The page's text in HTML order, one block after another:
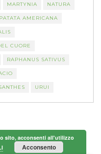
MARTYNIA NATURA
PATATA AMERICANA
CUORE
RAPHANUS SATIVUS
URUI
sito, acconsenti all'utilizzo
Acconsento